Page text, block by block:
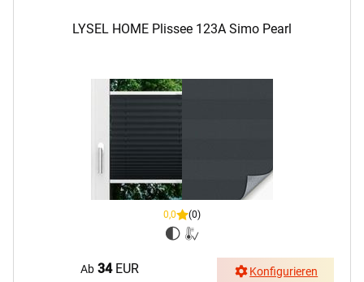
LYSEL HOME Plissee 123A Simo Pearl
0,0 (0)
Ab 34EUR Konfigurieren